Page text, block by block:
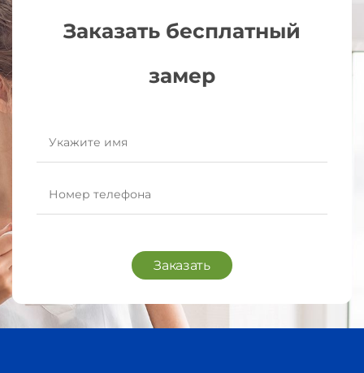
Заказать бесплатный
замер
Заказать